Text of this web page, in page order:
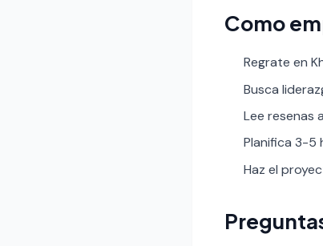
Como
Regrate en
Busca
Lee resenas
Planifica 3-5
Haz el